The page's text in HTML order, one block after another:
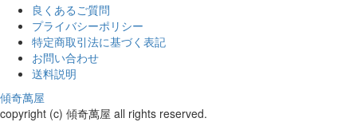
良くあるご質問
プライバシーポリシー
特定商取引法に基づく表記
お問い合わせ
送料説明
傾奇萬屋
copyright (c) 傾奇萬屋 all rights reserved.